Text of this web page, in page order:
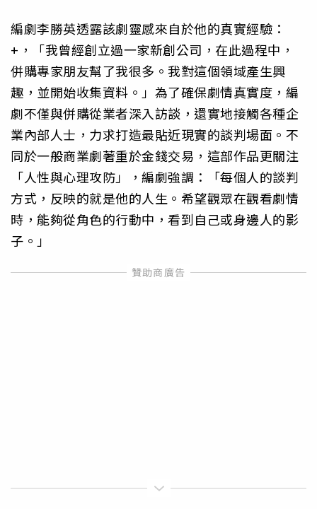
編劇李勝英透露該劇靈感來自於他的真實經驗：
+，「我曾經創立過一家新創公司，在此過程中，
併購專家朋友幫了我很多。我對這個領域產生興
趣，並開始收集資料。」為了確保劇情真實度，編
劇不僅與併購從業者深入訪談，還實地接觸各種企
業內部人士，力求打造最貼近現實的談判場面。不
同於一般商業劇著重於金錢交易，這部作品更關注
「人性與心理攻防」，編劇強調：「每個人的談判
方式，反映的就是他的人生。希望觀眾在觀看劇情
時，能夠從角色的行動中，看到自己或身邊人的影
子。」